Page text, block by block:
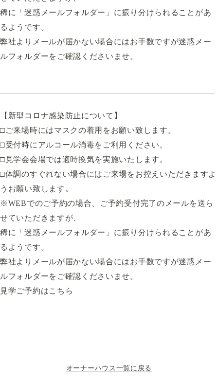
稀に「迷惑メールフォルダー」に振り分けられることがあ
るようです。
弊社よりメールが届かない場合にはお手数ですが迷惑メー
ルフォルダーをご確認くださいませ。
【新型コロナ感染防止について】
□ご来場時にはマスクの着用をお願い致します。
□受付時にアルコール消毒をご利用ください。
□見学会会場では適時換気を実施いたします。
□体調のすぐれない場合にはご来場をお控えいただきますよ
うお願い致します。
※WEBでのご予約の場合、ご予約受付完了のメールを送ら
せていただきますが、
稀に「迷惑メールフォルダー」に振り分けられることがあ
るようです。
弊社よりメールが届かない場合にはお手数ですが迷惑メー
ルフォルダーをご確認くださいませ。
見学ご予約はこちら
オーナーハウス一覧に戻る